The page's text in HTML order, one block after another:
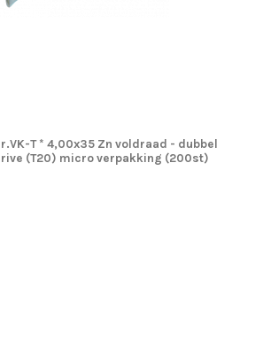
T * 4,00x35 Zn voldraad - dubbel
(T20) micro verpakking (200st)